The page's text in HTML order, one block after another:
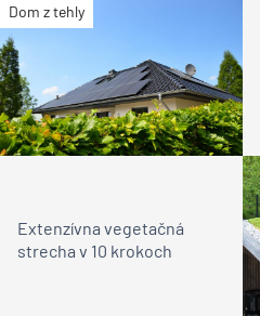
Dom z tehly
Extenzívna vegetačná
strecha v 10 krokoch